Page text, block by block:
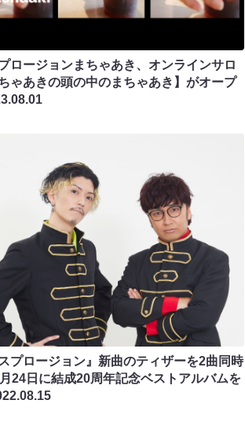
ロージョンまちゃあき、オンラインサロ
ゃあきの頭の中のまちゃあき】がオープ
スプロージョン』新曲のティザーを2曲同時
24日に結成20周年記念ベストアルバムを